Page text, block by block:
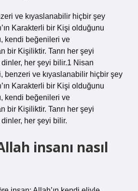
ve kıyaslanabilir hiçbir şey
Karakterli bir Kişi olduğunu
kendi beğenileri ve
bir Kişiliktir. Tanrı her şeyi
her şeyi bilir.1 Nisan
benzeri ve kıyaslanabilir hiçbir şey
Karakterli bir Kişi olduğunu
kendi beğenileri ve
bir Kişiliktir. Tanrı her şeyi
her şeyi bilir.
insanı nasıl